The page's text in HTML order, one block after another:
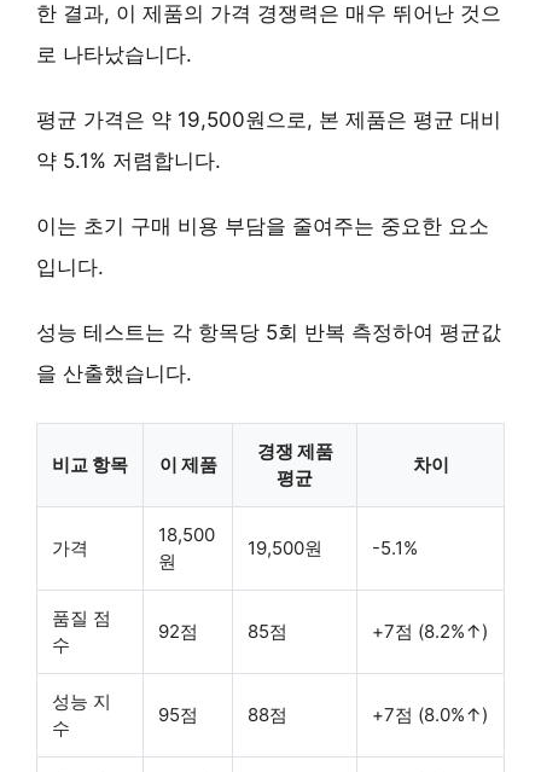
한 결과, 이 제품의 가격 경쟁력은 매우 뛰어난 것으
로 나타났습니다.
평균 가격은 약 19,500원으로, 본 제품은 평균 대비
약 5.1% 저렴합니다.
이는 초기 구매 비용 부담을 줄여주는 중요한 요소
입니다.
성능 테스트는 각 항목당 5회 반복 측정하여 평균값
을 산출했습니다.
비교 항목 이 제품
경쟁 제품
평균
차이
가격
18,500
원
19,500원 -5.1%
품질 점
수
92점 85점 +7점 (8.2%↑)
성능 지
수
95점 88점 +7점 (8.0%↑)